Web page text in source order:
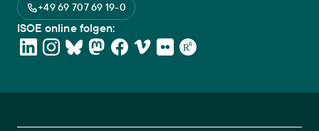
+49 69 707 69 19-0
ISOE online folgen: